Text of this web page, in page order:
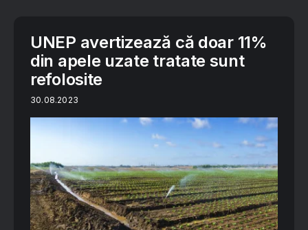
UNEP avertizează că doar 11%
din apele uzate tratate sunt
refolosite
30.08.2023